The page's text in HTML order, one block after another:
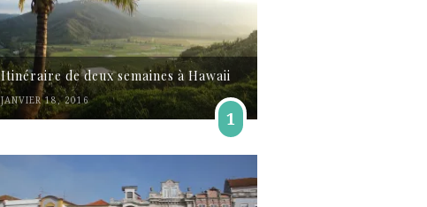
Itinéraire de deux semaines à Hawaii
JANVIER 18, 2016
1